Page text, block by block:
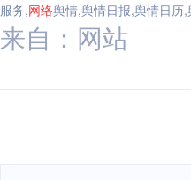
服务,网络舆情,舆情日报,舆情日历
来自：网站